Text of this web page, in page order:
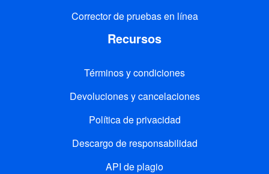
Corrector de pruebas en línea
Recursos
Términos y condiciones
Devoluciones y cancelaciones
Política de privacidad
Descargo de responsabilidad
API de plagio